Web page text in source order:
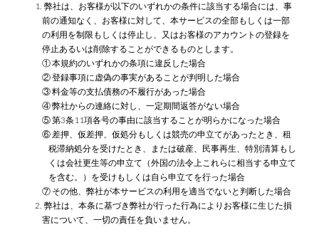
1. 弊社は、お客様が以下のいずれかの条件に該当する場合には、事
前の通知なく、お客様に対して、本サービスの全部もしくは一部
の利用を制限もしくは停止し、又はお客様のアカウントの登録を
停止あるいは削除することができるものとします。
① 本規約のいずれかの条項に違反した場合
② 登録事項に虚偽の事実があることが判明した場合
③ 料金等の支払債務の不履行があった場合
④ 弊社からの連絡に対し、一定期間返答がない場合
⑤ 第3条11項各号の事由に該当することが明らかになった場合
⑥ 差押、仮差押、仮処分もしくは競売の申立てがあったとき、租
税滞納処分を受けたとき、または破産、民事再生、特別清算もし
くは会社更生等の申立て（外国の法令上これらに相当する申立て
を含む。）を受けもしくは自ら申立てを行った場合
⑦ その他、弊社が本サービスの利用を適当でないと判断した場合
2. 弊社は、本条に基づき弊社が行った行為によりお客様に生じた損
害について、一切の責任を負いません。